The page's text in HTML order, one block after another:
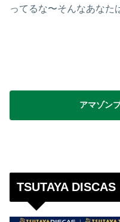
ってるな〜そんなあなた
アマゾン
TSUTAYA DISCAS